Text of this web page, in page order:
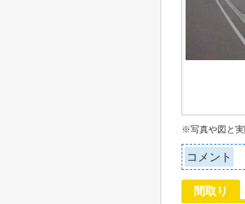
※写真や図と実
コメント
間取り